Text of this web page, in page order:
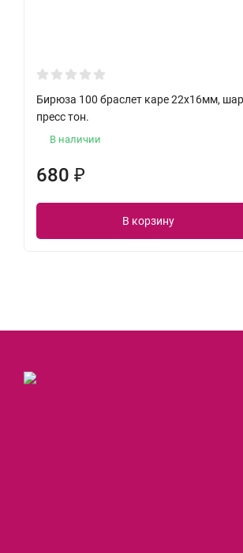
Бирюза 100 браслет каре 22х16мм,
пресс тон.
В наличии
680 ₽
В корзину